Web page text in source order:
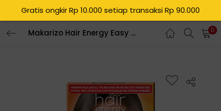
Makarizo Hair Energy Easy Straight – STRONG 120 mL 0
Gratis ongkir Rp 10.000 setiap transaksi Rp 90.000